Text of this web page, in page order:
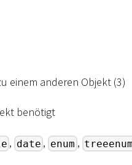
einem anderen Objekt (3)
benötigt
, date , enum ,